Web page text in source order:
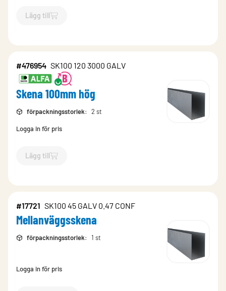
Lägg till
`$Lägg till
#476954 SK100 120 3000 GALV
Skena 100mm hög
förpackningsstorlek: 2 st
Logga in för pris
Lägg till
`$Lägg till
#17721 SK100 45 GALV 0.47 CONF
Mellanväggsskena
förpackningsstorlek: 1 st
Logga in för pris